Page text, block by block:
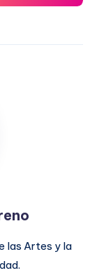
las Artes y la